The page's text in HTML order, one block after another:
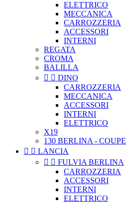
ELETTRICO
MECCANICA
CARROZZERIA
ACCESSORI
INTERNI
REGATA
CROMA
BALILLA
  DINO
CARROZZERIA
MECCANICA
ACCESSORI
INTERNI
ELETTRICO
X19
130 BERLINA - COUPE
  LANCIA
  FULVIA BERLINA
CARROZZERIA
ACCESSORI
INTERNI
ELETTRICO